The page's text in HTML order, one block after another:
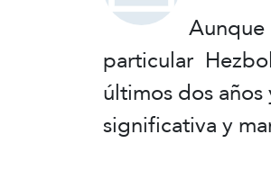
particular
últimos dos
significativa y